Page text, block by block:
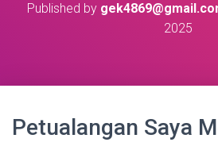
Published by
2025
Petualangan Saya